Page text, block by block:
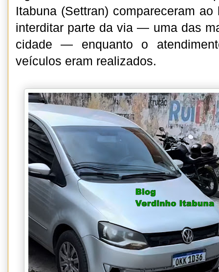
Itabuna (Settran) compareceram
interditar parte da via — uma das
cidade — enquanto o
veículos eram realizados.